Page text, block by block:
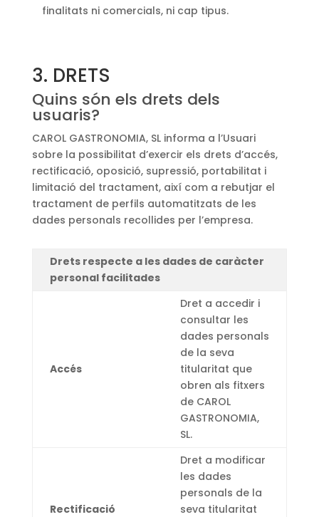
finalitats ni comercials, ni cap tipus.
3. DRETS
Quins són els drets dels
usuaris?
CAROL GASTRONOMIA, SL informa a l’Usuari
sobre la possibilitat d’exercir els drets d’accés,
rectificació, oposició, supressió, portabilitat i
limitació del tractament, així com a rebutjar el
tractament de perfils automatitzats de les
dades personals recollides per l’empresa.
Drets respecte a les dades de caràcter
personal facilitades
Accés
Dret a accedir i
consultar les
dades personals
de la seva
titularitat que
obren als fitxers
de CAROL
GASTRONOMIA,
SL.
Rectificació
Dret a modificar
les dades
personals de la
seva titularitat